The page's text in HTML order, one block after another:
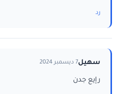
رد
سهيل7 ديسمبر 2024
رإيع جدن